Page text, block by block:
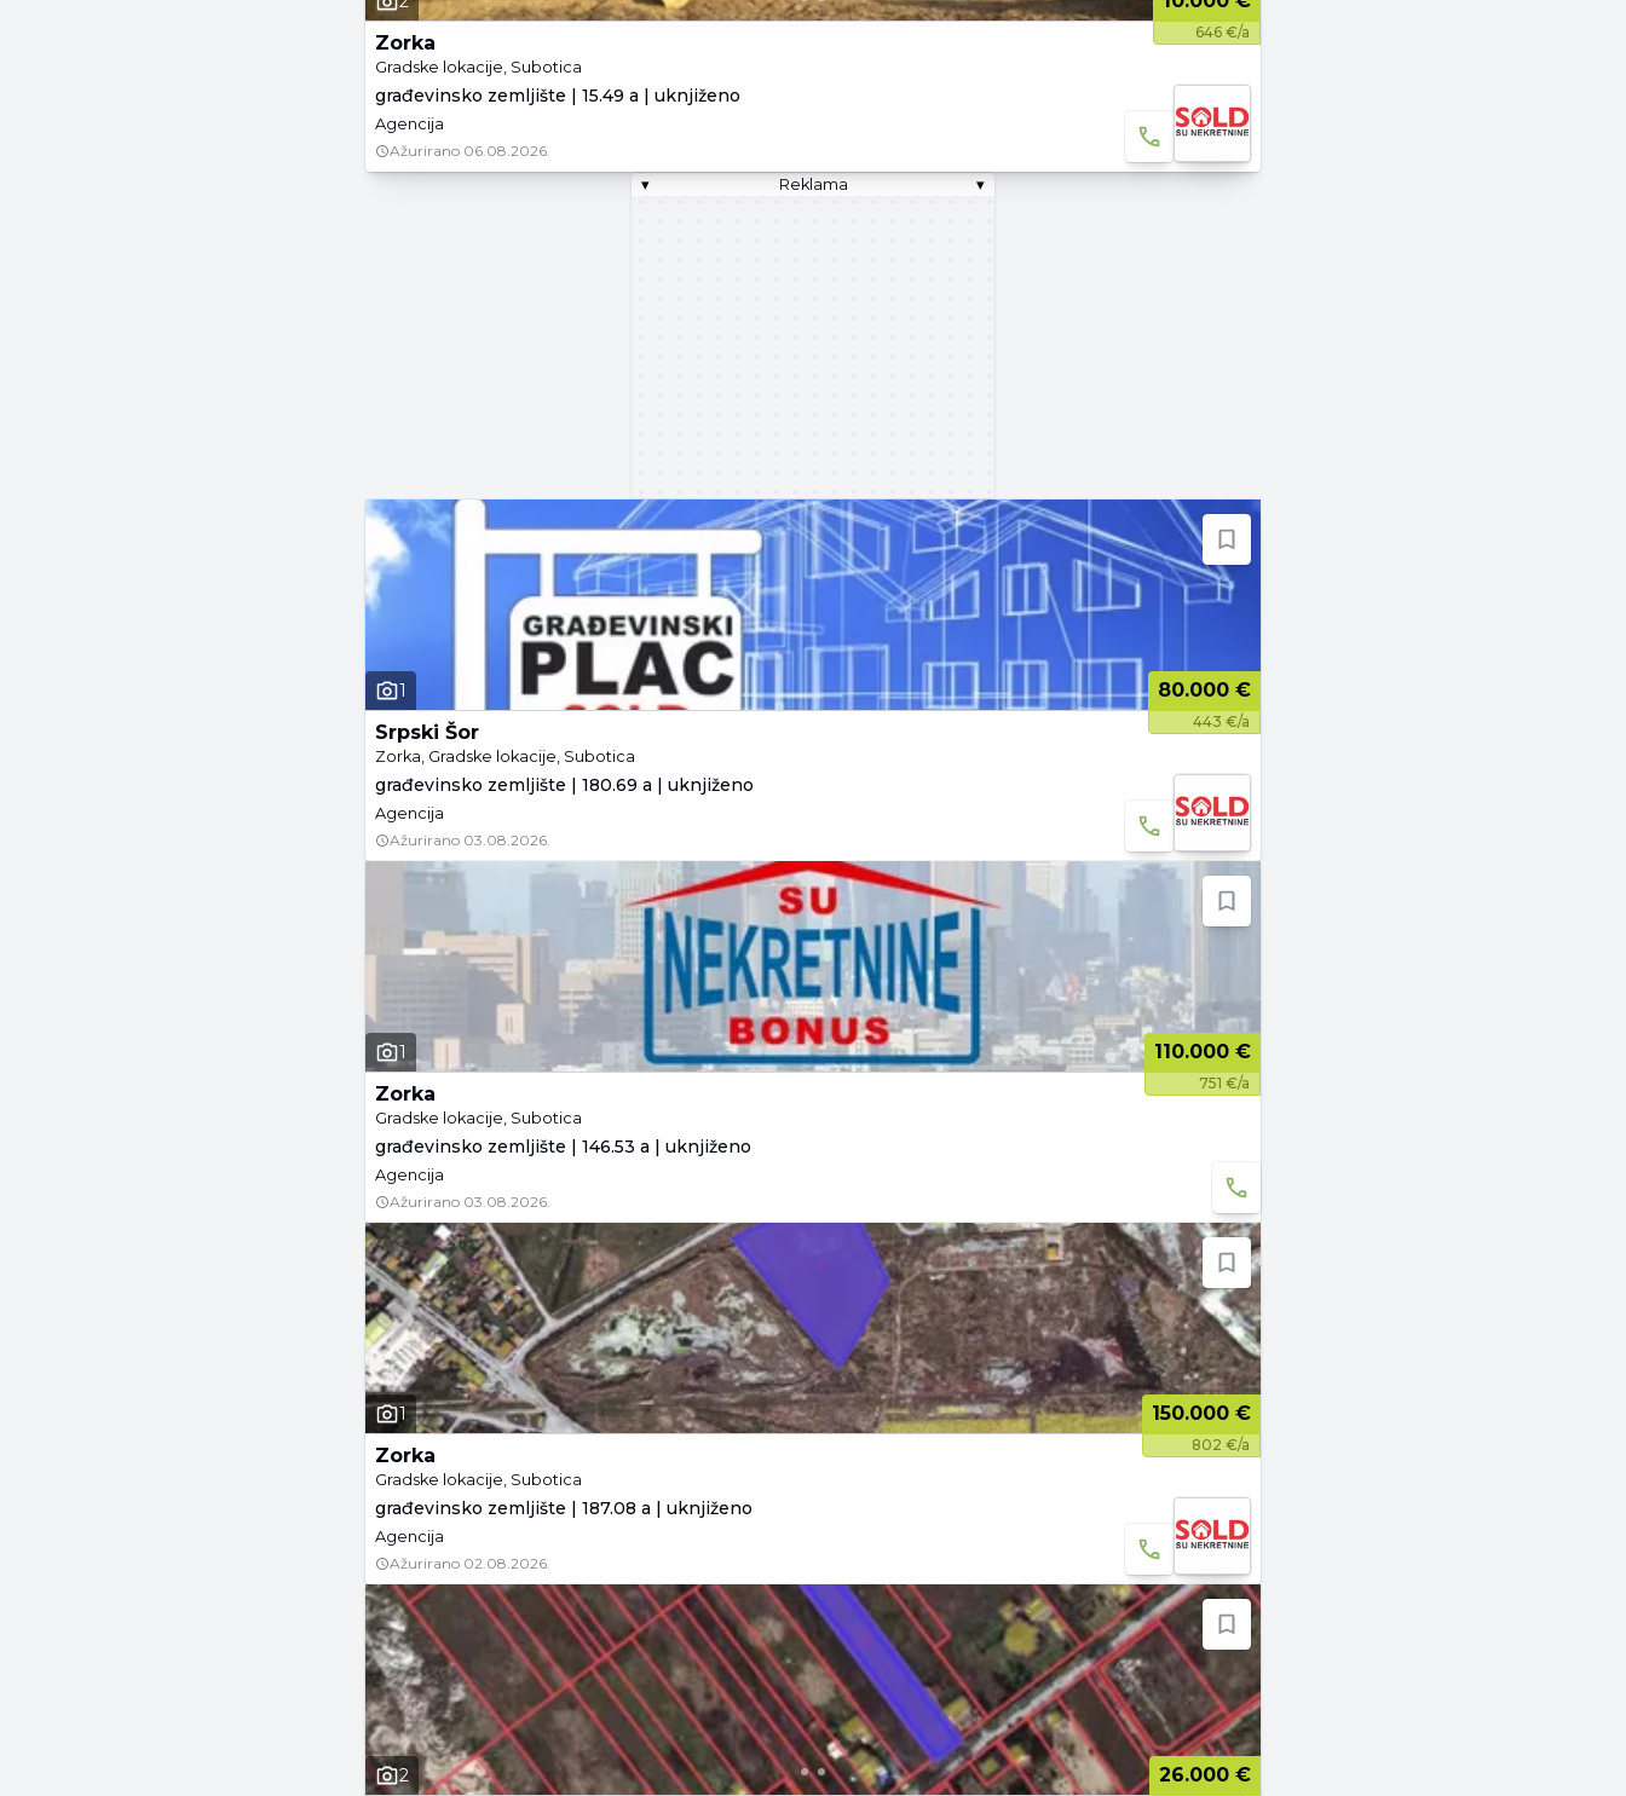
646 €/a
Zorka
Gradske lokacije, Subotica
građevinsko zemljište | 15.49 a | uknjiženo
Agencija
Ažurirano 06.08.2026.
▾
Reklama ▾
1 80.000 €
443 €/a
Srpski Šor
Zorka, Gradske lokacije, Subotica
građevinsko zemljište | 180.69 a | uknjiženo
Agencija
Ažurirano 03.08.2026.
1 110.000 €
751 €/a
Zorka
Gradske lokacije, Subotica
građevinsko zemljište | 146.53 a | uknjiženo
Agencija
Ažurirano 03.08.2026.
1 150.000 €
802 €/a
Zorka
Gradske lokacije, Subotica
građevinsko zemljište | 187.08 a | uknjiženo
Agencija
Ažurirano 02.08.2026.
2 26.000 €